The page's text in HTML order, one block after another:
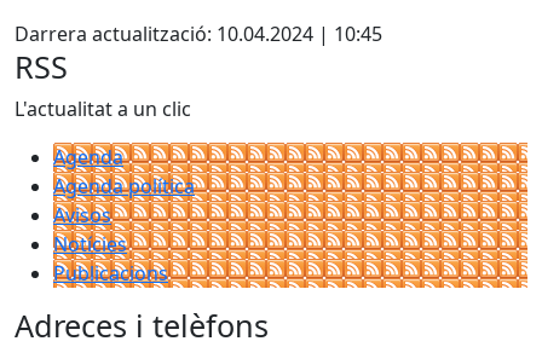
Darrera actualització: 10.04.2024 | 10:45
RSS
L'actualitat a un clic
Agenda
Agenda política
Avisos
Notícies
Publicacions
Adreces i telèfons